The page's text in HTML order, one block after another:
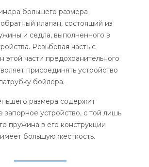
большего размера
клапан, состоящий из
и седла, выполненного в
Резьбовая часть с
этой части предохранительного
присоединять устройство
бойлера.
размера содержит
запорное устройство, с той лишь
пружина в его конструкции
большую жесткость.